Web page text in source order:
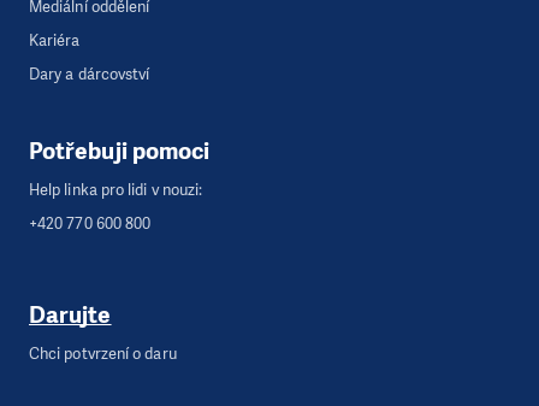
Mediální oddělení
Kariéra
Dary a dárcovství
Potřebuji pomoci
Help linka pro lidi v nouzi:
+420 770 600 800
Darujte
Chci potvrzení o daru